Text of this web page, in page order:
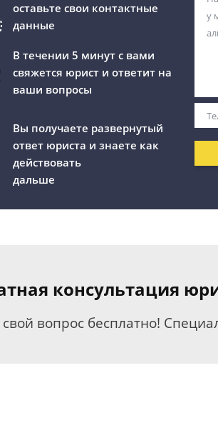
оставьте свои контактные
данные
В течении 5 минут с вами
свяжется юрист и ответит на
ваши вопросы
Вы получаете развернутый
ответ юриста и знаете как
действовать
дальше
консультация
вопрос бесплатно!